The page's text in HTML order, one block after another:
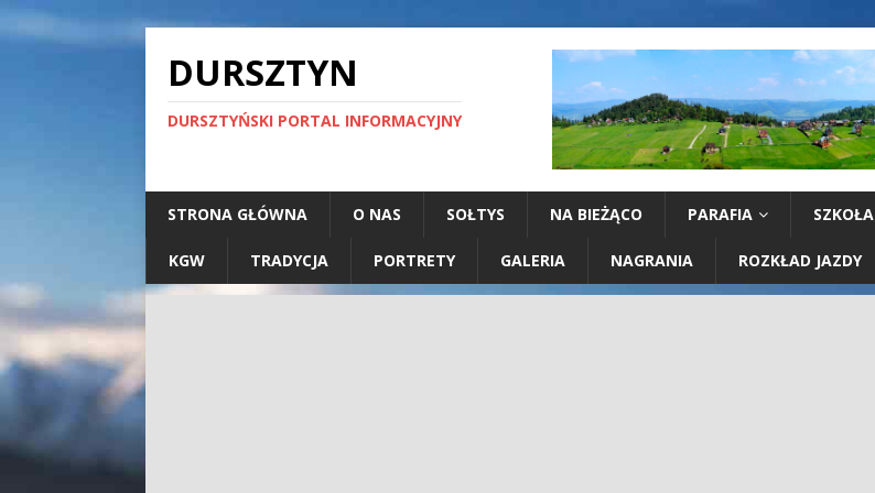
DURSZTYN
DURSZTYŃSKI PORTAL INFORMACYJNY
STRONA GŁÓWNA O NAS SOŁTYS NA BIEŻĄCO PARAFIA SZKOŁA
KGW TRADYCJA PORTRETY GALERIA NAGRANIA ROZKŁAD JAZDY